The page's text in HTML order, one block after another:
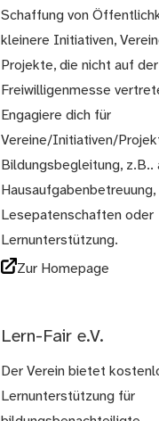
Schaffung von
kleinere Initiativen,
Projekte, die nicht auf der
Freiwilligenmesse
Engagiere dich für
Vereine/Initiativen/
Bildungsbegleitung, z.B..
Hausaufgabenbetreuung,
Lesepatenschaften oder
Lernunterstützung.
Zur Homepage
Lern-Fair e.V.
Der Verein bietet
Lernunterstützung für